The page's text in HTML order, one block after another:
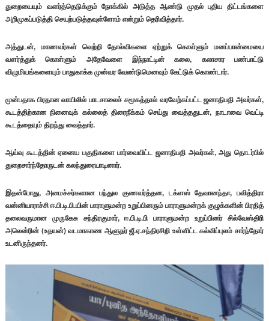
துறையையும் வளர்த்தெடுக்கும் நோக்கில் அடுத்த ஆண்டு முதல் புதிய திட்டங்களை
அறிமுகப்படுத்தி செயற்படுத்தவுள்ளோம் என்றும் தெரிவித்தார்.
அத்துடன், மாணவர்கள் வெற்றி தோல்விகளை ஏற்றுக் கொள்ளும் மனப்பான்மையை
வளர்த்துக் கொள்ளும் அதேவேளை இந்நாட்டின் கலை, கலாசார பண்பாட்டு
விழுமியங்களையும் பாதுகாக்க முன்வர வேண்டுமெனவும் கேட்டுக் கொண்டார்.
முன்பதாக பிரதான வாயிலில் பாடசாலைச் சமூகத்தால் வரவேற்கப்பட்ட ஜனாதிபதி அவர்கள்,
கூடத்திற்கான நினைவுக் கல்லைத் திரைநீக்கம் செய்து வைத்ததுடன், நாடாவை வெட்டி
கூடத்தையும் திறந்து வைத்தார்.
ஆய்வு கூடத்தின் ஏனைய பகுதிகளை பார்வையிட்ட ஜனாதிபதி அவர்கள், அது தொடர்பில்
துறைசார்ந்தோருடன் கலந்துரையாடினார்.
இதன்போது, அமைச்சர்களான பந்துல குணவர்த்தன, டக்ளஸ் தேவானந்தா, பவித்திரா
வன்னியாராச்சி ஈ.பி.டி.பி.யின் பாராளுமன்ற உறுப்பினரும் பாராளுமன்றக் குழுக்களின் பிரதித்
தலைவருமான முருகேசு சந்திரகுமார், ஈ.பி.டி.பி பாராளுமன்ற உறுப்பினர் சில்வேஸ்திரி
அலென்ரின் (உதயன்) வடமாகாண ஆளுநர் ஜீ.ஏ.சந்திரசிறி உள்ளிட்ட கல்விப்புலம் சார்ந்தோர்
உடனிருந்தனர்.